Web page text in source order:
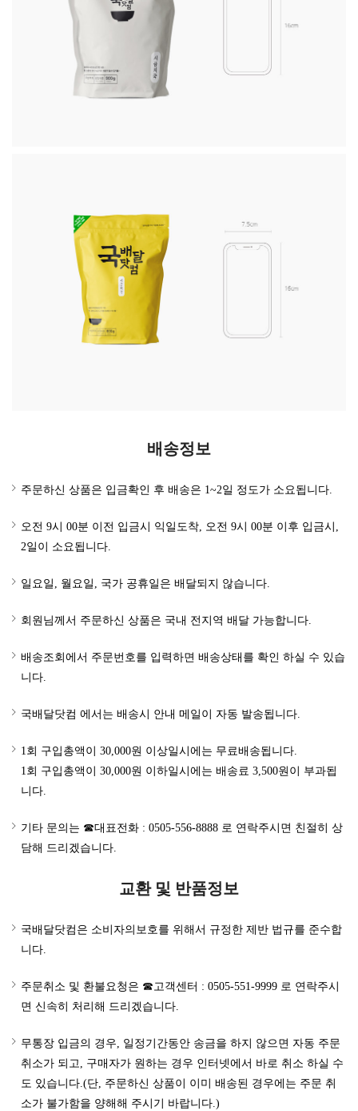
배송정보
주문하신 상품은 입금확인 후 배송은 1~2일 정도가 소요됩니다.
오전 9시 00분 이전 입금시 익일도착, 오전 9시 00분 이후 입금시,
2일이 소요됩니다.
일요일, 월요일, 국가 공휴일은 배달되지 않습니다.
회원님께서 주문하신 상품은 국내 전지역 배달 가능합니다.
배송조회에서 주문번호를 입력하면 배송상태를 확인 하실 수 있습
니다.
국배달닷컴 에서는 배송시 안내 메일이 자동 발송됩니다.
1회 구입총액이 30,000원 이상일시에는 무료배송됩니다.
1회 구입총액이 30,000원 이하일시에는 배송료 3,500원이 부과됩
니다.
기타 문의는 ☎대표전화 : 0505-556-8888 로 연락주시면 친절히 상
담해 드리겠습니다.
교환 및 반품정보
국배달닷컴은 소비자의보호를 위해서 규정한 제반 법규를 준수합
니다.
주문취소 및 환불요청은 ☎고객센터 : 0505-551-9999 로 연락주시
면 신속히 처리해 드리겠습니다.
무통장 입금의 경우, 일정기간동안 송금을 하지 않으면 자동 주문
취소가 되고, 구매자가 원하는 경우 인터넷에서 바로 취소 하실 수
도 있습니다.(단, 주문하신 상품이 이미 배송된 경우에는 주문 취
소가 불가함을 양해해 주시기 바랍니다.)